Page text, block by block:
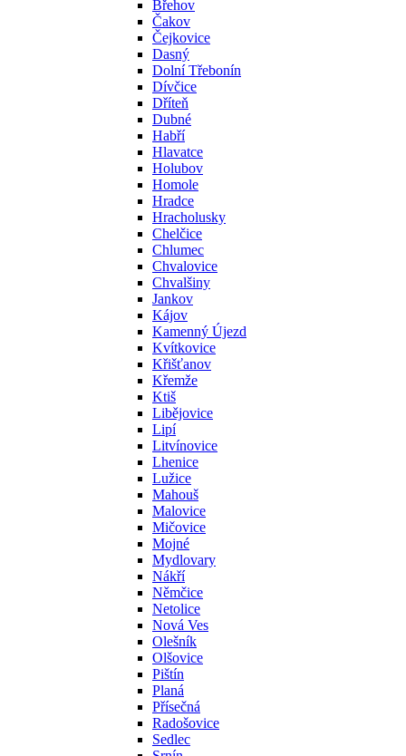
Břehov
Čakov
Čejkovice
Dasný
Dolní Třebonín
Dívčice
Dříteň
Dubné
Habří
Hlavatce
Holubov
Homole
Hradce
Hracholusky
Chelčice
Chlumec
Chvalovice
Chvalšiny
Jankov
Kájov
Kamenný Újezd
Kvítkovice
Křišťanov
Křemže
Ktiš
Libějovice
Lipí
Litvínovice
Lhenice
Lužice
Mahouš
Malovice
Mičovice
Mojné
Mydlovary
Nákří
Němčice
Netolice
Nová Ves
Olešník
Olšovice
Pištín
Planá
Přísečná
Radošovice
Sedlec